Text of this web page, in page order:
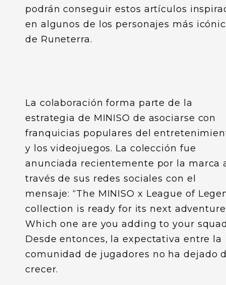
podrán conseguir estos artículos
en algunos de los personajes más
de Runeterra.
La colaboración forma parte de la
estrategia de MINISO de asociarse con
franquicias populares del
y los videojuegos. La colección fue
anunciada recientemente por la marca
través de sus redes sociales con el
mensaje: “The MINISO x League of
collection is ready for its next
Which one are you adding to your
Desde entonces, la expectativa entre la
comunidad de jugadores no ha dejado
crecer.